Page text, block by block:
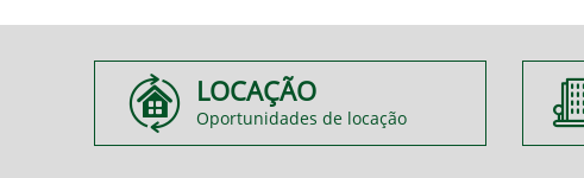
LOCAÇÃO
Oportunidades de locação